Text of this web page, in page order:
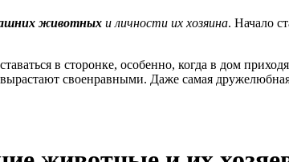
животных и личности их хозяина. Начало
в сторонке, особенно, когда в дом
своенравными. Даже самая